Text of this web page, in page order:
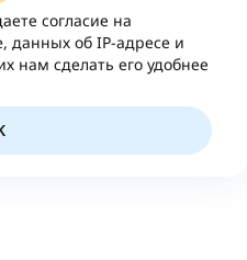
согласие на
данных об IP-адресе и
нам сделать его удобнее